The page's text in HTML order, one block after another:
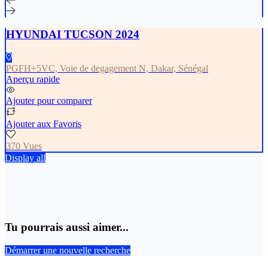
HYUNDAI TUCSON 2024
PGFH+5VC, Voie de degagement N, Dakar, Sénégal
Aperçu rapide
Ajouter pour comparer
Ajouter aux Favoris
370 Vues
Display all
Tu pourrais aussi aimer...
Démarrer une nouvelle recherche